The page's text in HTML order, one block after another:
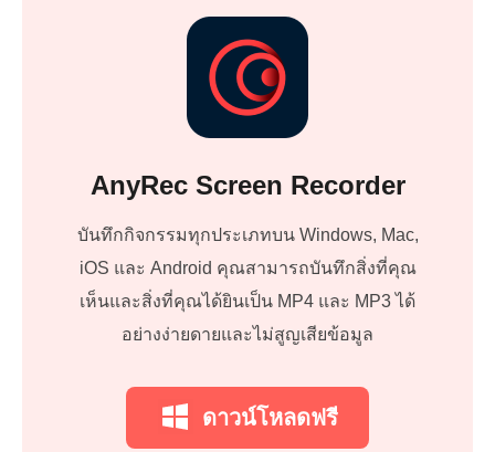
AnyRec Screen Recorder
บันทึกกิจกรรมทุกประเภทบน Windows, Mac,
iOS และ Android คุณสามารถบันทึกสิ่งที่คุณ
เห็นและสิ่งที่คุณได้ยินเป็น MP4 และ MP3 ได้
อย่างง่ายดายและไม่สูญเสียข้อมูล
ดาวน์โหลดฟรี